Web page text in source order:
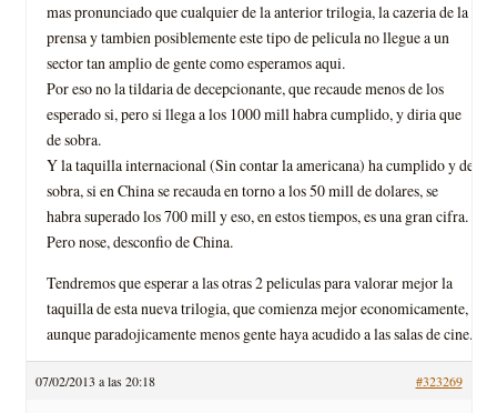
mas pronunciado que cualquier de la anterior trilogia, la cazeria de la
prensa y tambien posiblemente este tipo de pelicula no llegue a un
sector tan amplio de gente como esperamos aqui.
Por eso no la tildaria de decepcionante, que recaude menos de los
esperado si, pero si llega a los 1000 mill habra cumplido, y diria que
de sobra.
Y la taquilla internacional (Sin contar la americana) ha cumplido y de
sobra, si en China se recauda en torno a los 50 mill de dolares, se
habra superado los 700 mill y eso, en estos tiempos, es una gran cifra.
Pero nose, desconfio de China.
Tendremos que esperar a las otras 2 peliculas para valorar mejor la
taquilla de esta nueva trilogia, que comienza mejor economicamente,
aunque paradojicamente menos gente haya acudido a las salas de cine.
07/02/2013 a las 20:18 #323269